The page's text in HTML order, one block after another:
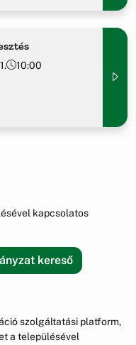
10:00
kapcsolatos
kereső
szolgáltatási platform,
a településével